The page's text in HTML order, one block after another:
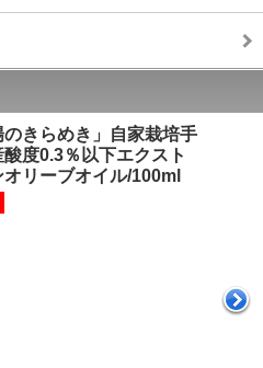
のきらめき」自家栽培手
度0.3％以下エクスト
リーブオイル/100ml